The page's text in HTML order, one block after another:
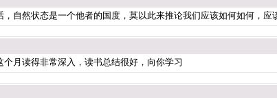
自然状态是一个他者的国度，莫以此来推论我们应该如何如何，
月读得非常深入，读书总结很好，向你学习